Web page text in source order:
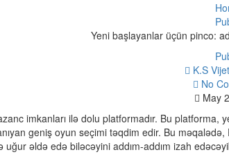
Yeni başlayanlar üçün pinco:
K.S
No
May
imkanları ilə dolu platformadır. Bu platforma,
geniş oyun seçimi təqdim edir. Bu
əldə edə biləcəyini addım-addım izah